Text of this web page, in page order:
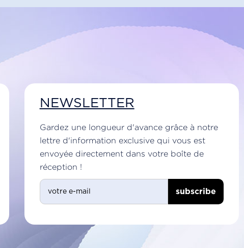
NEWSLETTER
Gardez une longueur d'avance grâce à notre
lettre d'information exclusive qui vous est
envoyée directement dans votre boîte de
réception !